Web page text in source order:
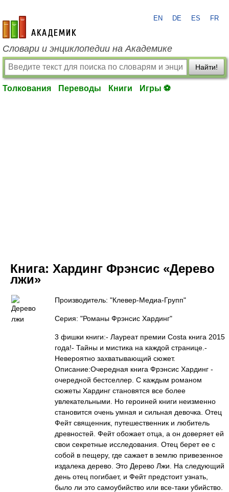
academic.ru
EN DE ES FR
Словари и энциклопедии на Академике
Найти!
Толкования Переводы Книги Игры ⚽
Книга: Хардинг Фрэнсис «Дерево
лжи»
Производитель: "Клевер-Медиа-Групп"
Серия: "Романы Фрэнсис Хардинг"
3 фишки книги:- Лауреат премии Costa книга 2015
года!- Тайны и мистика на каждой странице.-
Невероятно захватывающий сюжет.
Описание:Очередная книга Фрэнсис Хардинг -
очередной бестселлер. С каждым романом
сюжеты Хардинг становятся все более
увлекательными. Но героиней книги неизменно
становится очень умная и сильная девочка. Отец
Фейт священник, путешественник и любитель
древностей. Фейт обожает отца, а он доверяет ей
свои секретные исследования. Отец берет ее с
собой в пещеру, где сажает в землю привезенное
издалека дерево. Это Дерево Лжи. На следующий
день отец погибает, и Фейт предстоит узнать,
было ли это самоубийство или все-таки убийство.